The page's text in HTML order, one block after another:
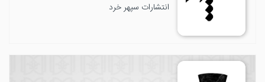
انتشارات سپهر خرد